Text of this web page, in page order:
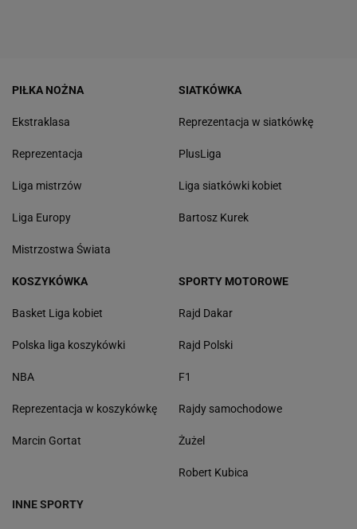
PIŁKA NOŻNA
Ekstraklasa
Reprezentacja
Liga mistrzów
Liga Europy
Mistrzostwa Świata
SIATKÓWKA
Reprezentacja w siatkówkę
PlusLiga
Liga siatkówki kobiet
Bartosz Kurek
KOSZYKÓWKA
Basket Liga kobiet
Polska liga koszykówki
NBA
Reprezentacja w koszykówkę
Marcin Gortat
SPORTY MOTOROWE
Rajd Dakar
Rajd Polski
F1
Rajdy samochodowe
Żużel
Robert Kubica
INNE SPORTY